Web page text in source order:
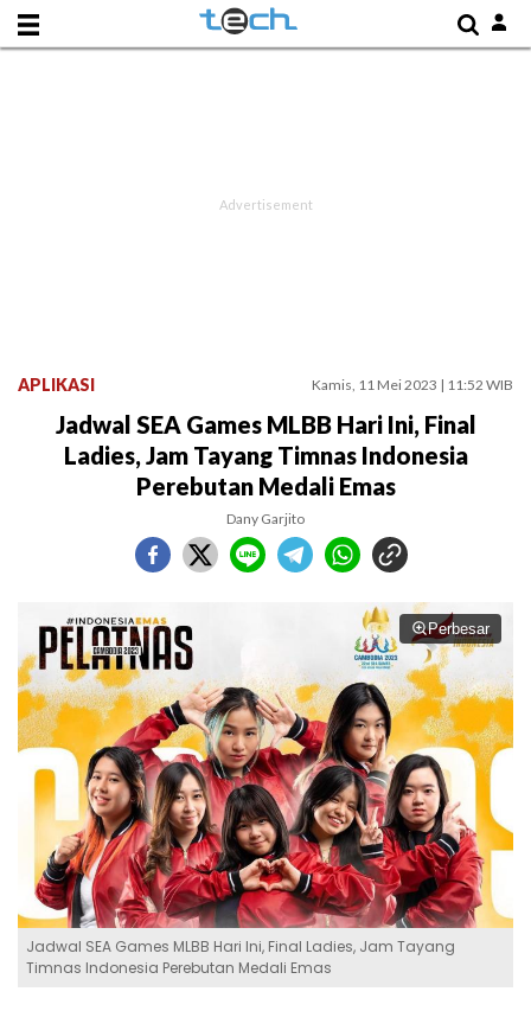
APLIKASI Kamis, 11 Mei 2023 | 11:52 WIB
Jadwal SEA Games MLBB Hari Ini, Final
Ladies, Jam Tayang Timnas Indonesia
Perebutan Medali Emas
Dany Garjito
Perbesar
Jadwal SEA Games MLBB Hari Ini, Final Ladies, Jam Tayang
Timnas Indonesia Perebutan Medali Emas